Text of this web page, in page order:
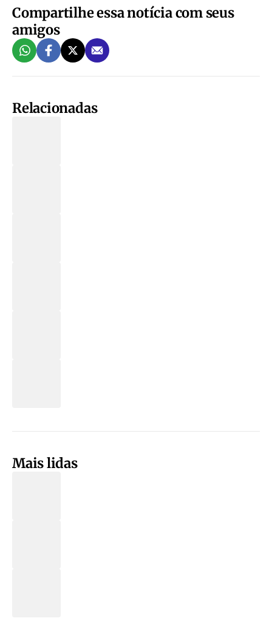
Compartilhe essa notícia com seus
amigos
Relacionadas
Mais lidas